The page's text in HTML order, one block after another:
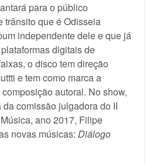
para o público
trânsito que é Odisseia
independente dele e que já
digitais de
o disco tem direção
e tem como marca a
autoral. No show,
comissão julgadora do II
ano 2017, Filipe
novas músicas: Diálogo